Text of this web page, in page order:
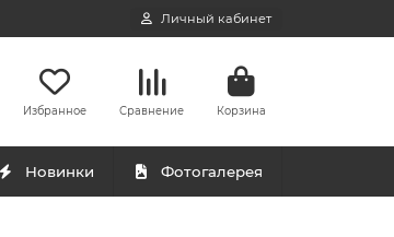
Личный кабинет
Избранное Сравнение Корзина
Новинки Фотогалерея